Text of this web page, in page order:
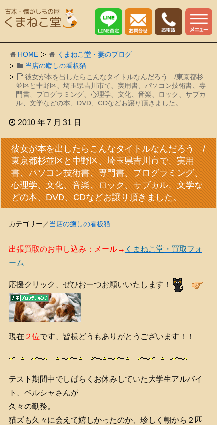
HOME
くまねこ堂・妻のブログ
当店の癒しの看板猫
彼女が本を出したらこんなタイトルなんだろう /東京都杉
並区と中野区、埼玉県吉川市で、実用書、パソコン技術書、専
門書、プログラミング、心理学、文化、音楽、ロック、サブカ
ル、文学などの本、DVD、CDなどお譲り頂きました。
2010 年 7 月 31 日
彼女が本を出したらこんなタイトルなんだろう /
東京都杉並区と中野区、埼玉県吉川市で、実用
書、パソコン技術書、専門書、プログラミング、
心理学、文化、音楽、ロック、サブカル、文学な
どの本、DVD、CDなどお譲り頂きました。
カテゴリー／当店の癒しの看板猫
出張買取のお申し込み：メール→ くまねこ堂・買取フォ
ーム
応援クリック、ぜひお一つお願いいたします！
現在 ２位です、皆様どうもありがとうございます！！
テスト期間中でしばらくお休みしていた大学生アルバイ
ト、ペルシャさんが
久々の勤務。
猫ズも久々に会えて嬉しかったのか、珍しく朝から２匹